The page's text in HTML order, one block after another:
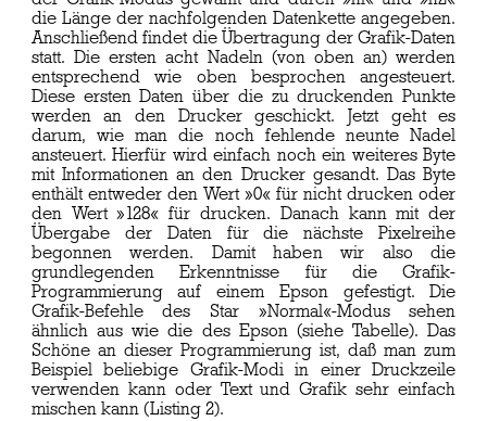
die Länge der nachfolgenden Datenkette angegeben.
Anschließend findet die Übertragung der Grafik-Daten
statt. Die ersten acht Nadeln (von oben an) werden
entsprechend wie oben besprochen angesteuert.
Diese ersten Daten über die zu druckenden Punkte
werden an den Drucker geschickt. Jetzt geht es
darum, wie man die noch fehlende neunte Nadel
ansteuert. Hierfür wird einfach noch ein weiteres Byte
mit Informationen an den Drucker gesandt. Das Byte
enthält entweder den Wert »0« für nicht drucken oder
den Wert »128« für drucken. Danach kann mit der
Übergabe der Daten für die nächste Pixelreihe
begonnen werden. Damit haben wir also die
grundlegenden Erkenntnisse für die Grafik-
Programmierung auf einem Epson gefestigt. Die
Grafik-Befehle des Star »Normal«-Modus sehen
ähnlich aus wie die des Epson (siehe Tabelle). Das
Schöne an dieser Programmierung ist, daß man zum
Beispiel beliebige Grafik-Modi in einer Druckzeile
verwenden kann oder Text und Grafik sehr einfach
mischen kann (Listing 2).